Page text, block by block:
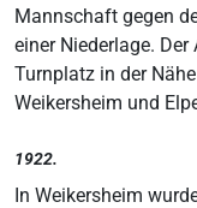
Mannschaft gegen
einer Niederlage.
Turnplatz in der
Weikersheim und
1922.
In Weikersheim